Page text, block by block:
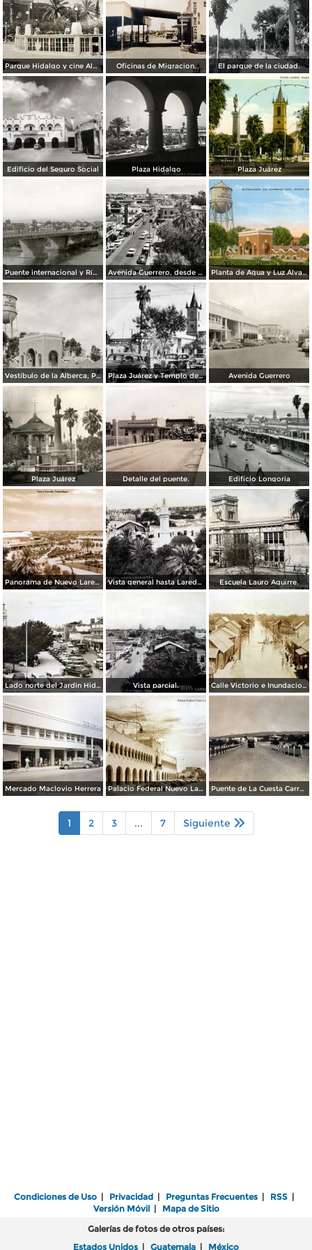
Parque Hidalgo y cine Alameda. Oficinas de Migracion. El parque de la ciudad.
Edificio del Seguro Social Plaza Hidalgo Plaza Juárez
Puente internacional y Río Bravo Avenida Guerrero, desde el Hotel Plaza Planta de Agua y Luz Álvaro Obregón
Vestíbulo de la Alberca, Planta de Agua y Luz Álvaro Obregón Plaza Juárez y Templo del Santo Niño Avenida Guerrero
Plaza Juárez Detalle del puente. Edificio Longoria
Panorama de Nuevo Laredo, Tamaulipas. Vista general hasta Laredo TX. ( Circulada el 3 de Abril de 1943 ). Escuela Lauro Aguirre.
Lado norte del Jardin Hidalgo ( Circulada el 17 deSeptiembre de 1957 ). Vista parcial. Calle Victorio e Inundacion en Nuevo Laredo, Tamaulipas en 1922.
Mercado Maclovio Herrera Palacio Federal Nuevo Laredo, Tamaulipas. Puente de La Cuesta Carretera Monterrey-Laredo.
1 2 3 ... 7 Siguiente
Condiciones de Uso | Privacidad | Preguntas Frecuentes | RSS |
Versión Móvil| Mapa de Sitio
Galerías de fotos de otros países:
Estados Unidos | Guatemala | México